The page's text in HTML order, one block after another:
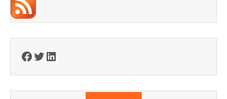
Facebook
Twitter
LinkedIn